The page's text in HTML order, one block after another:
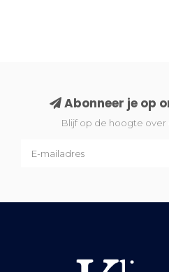
Abonneer je op
Blijf op de hoogte over